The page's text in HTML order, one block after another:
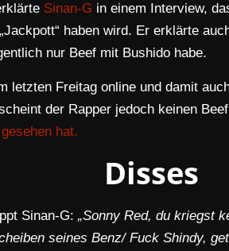
Sinan-G in einem Interview,
haben wird. Er erklärte
nur Beef mit Bushido habe.
letzten Freitag online und damit
der Rapper jedoch keinen
hat.
Disses
Sinan-G: „Sonny Red, du kriegst
seines Benz/ Fuck Shindy,